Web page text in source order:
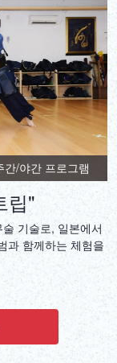
간/야간 프로그램
립"
기술로, 일본에서
과 함께하는 체험을